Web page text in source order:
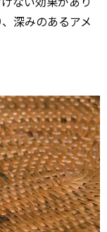
深みのあるアメ